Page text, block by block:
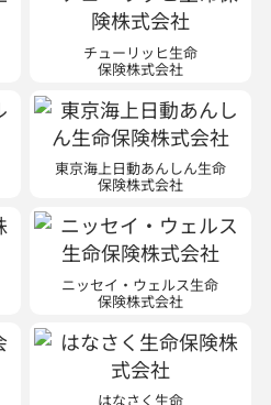
チューリッヒ生命
保険株式会社
東京海上日動あんしん生命
保険株式会社
ニッセイ・ウェルス生命
保険株式会社
はなさく生命